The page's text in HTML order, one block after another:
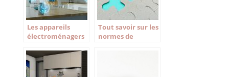
Les appareils
électroménagers
cuisine
Tout savoir sur les
normes de